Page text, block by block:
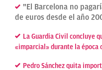
"El Barcelona no
de euros desde el año
La Guardia Civil concluye
«imparcial» durante la época
Pedro Sánchez quita